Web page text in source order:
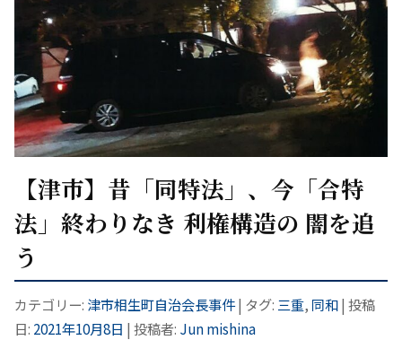
【津市】昔「同特法」、今「合特
法」終わりなき 利権構造の 闇を追
う
カテゴリー: 津市相生町自治会長事件| タグ: 三重, 同和| 投稿
日: 2021年10月8日 | 投稿者: Jun mishina